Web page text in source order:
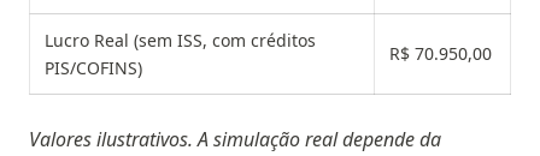
Lucro Real (sem ISS, com créditos
PIS/COFINS)
R$ 70.950,00
Valores ilustrativos. A simulação real depende da